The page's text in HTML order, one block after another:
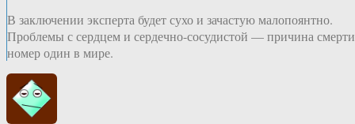
В заключении эксперта будет сухо и зачастую малопоянтно.
Проблемы с сердцем и сердечно-сосудистой — причина смерти
номер один в мире.